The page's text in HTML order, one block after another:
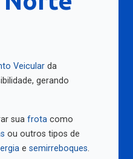
Veicular
da
gerando
sua frota
ou outros tipos de
semirreboques